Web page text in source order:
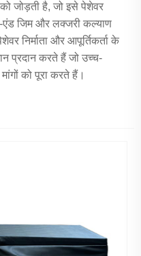
जोड़ती है, जो इसे पेशेवर
एंड जिम और लक्जरी कल्याण
निर्माता और आपूर्तिकर्ता के
प्रदान करते हैं जो उच्च-
को पूरा करते हैं।